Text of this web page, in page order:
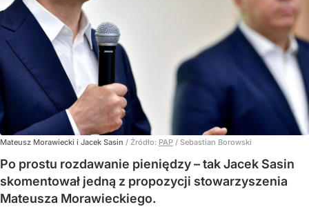
Mateusz Morawiecki i Jacek Sasin / Źródło: PAP / Sebastian Borowski
Po prostu rozdawanie pieniędzy – tak Jacek Sasin
skomentował jedną z propozycji stowarzyszenia
Mateusza Morawieckiego.